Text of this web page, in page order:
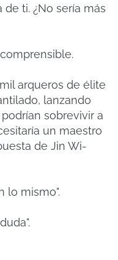
ti. ¿No sería más
arqueros de élite
lanzando
sobrevivir a
un maestro
de Jin Wi-
lo mismo".